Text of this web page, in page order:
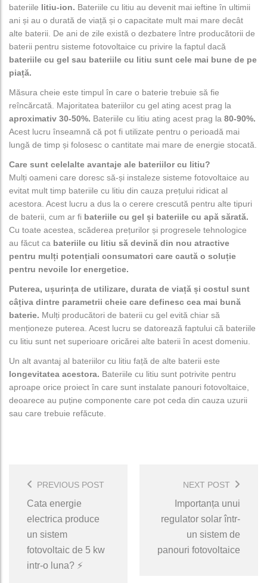
bateriile litiu-ion. Bateriile cu litiu au devenit mai ieftine în ultimii
ani și au o durată de viață și o capacitate mult mai mare decât
alte baterii. De ani de zile există o dezbatere între producătorii de
baterii pentru sisteme fotovoltaice cu privire la faptul dacă
bateriile cu gel sau bateriile cu litiu sunt cele mai bune de pe
piață.
Măsura cheie este timpul în care o baterie trebuie să fie
reîncărcată. Majoritatea bateriilor cu gel ating acest prag la
aproximativ 30-50%. Bateriile cu litiu ating acest prag la 80-90%.
Acest lucru înseamnă că pot fi utilizate pentru o perioadă mai
lungă de timp și folosesc o cantitate mai mare de energie stocată.
Care sunt celelalte avantaje ale bateriilor cu litiu?
Mulți oameni care doresc să-și instaleze sisteme fotovoltaice au
evitat mult timp bateriile cu litiu din cauza prețului ridicat al
acestora. Acest lucru a dus la o cerere crescută pentru alte tipuri
de baterii, cum ar fi bateriile cu gel și bateriile cu apă sărată.
Cu toate acestea, scăderea prețurilor și progresele tehnologice
au făcut ca bateriile cu litiu să devină din nou atractive
pentru mulți potențiali consumatori care caută o soluție
pentru nevoile lor energetice.
Puterea, ușurința de utilizare, durata de viață și costul sunt
câțiva dintre parametrii cheie care definesc cea mai bună
baterie. Mulți producători de baterii cu gel evită chiar să
menționeze puterea. Acest lucru se datorează faptului că bateriile
cu litiu sunt net superioare oricărei alte baterii în acest domeniu.
Un alt avantaj al bateriilor cu litiu față de alte baterii este
longevitatea acestora. Bateriile cu litiu sunt potrivite pentru
aproape orice proiect în care sunt instalate panouri fotovoltaice,
deoarece au puține componente care pot ceda din cauza uzurii
sau care trebuie refăcute.
Navigation
PREVIOUS POST
Cata energie
electrica produce
un sistem
fotovoltaic de 5 kw
intr-o luna? ⚡
NEXT POST
Importanța unui
regulator solar într-
un sistem de
panouri fotovoltaice